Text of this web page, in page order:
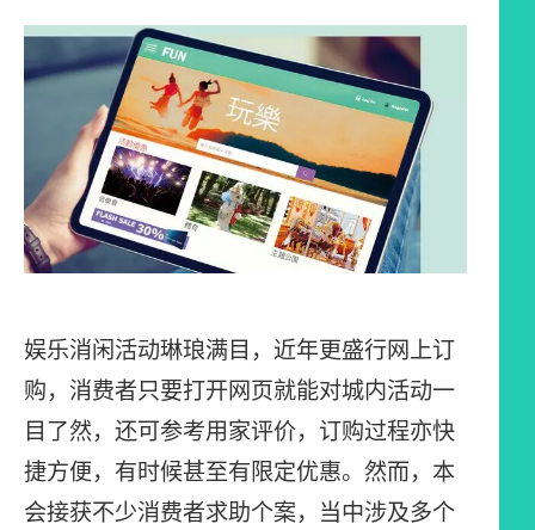
娱乐消闲活动琳琅满目，近年更盛行网上订
购，消费者只要打开网页就能对城内活动一
目了然，还可参考用家评价，订购过程亦快
捷方便，有时候甚至有限定优惠。然而，本
会接获不少消费者求助个案，当中涉及多个